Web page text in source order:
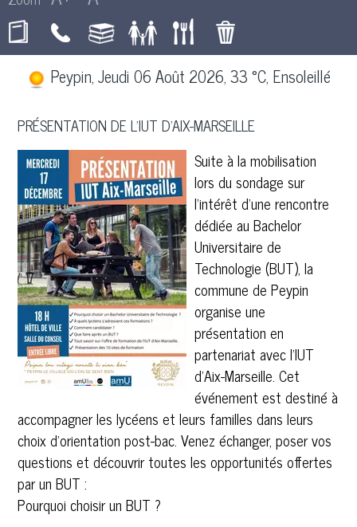
Peypin, Jeudi 06 Août 2026, 33 °C, Ensoleillé
PRÉSENTATION DE L'IUT D'AIX-MARSEILLE
Suite à la mobilisation
lors du sondage sur
l’intérêt d'une rencontre
dédiée au Bachelor
Universitaire de
Technologie (BUT), la
commune de Peypin
organise une
présentation en
partenariat avec l’IUT
d’Aix-Marseille. Cet
événement est destiné à
accompagner les lycéens et leurs familles dans leurs
choix d’orientation post-bac. Venez échanger, poser vos
questions et découvrir toutes les opportunités offertes
par un BUT :
Pourquoi choisir un BUT ?